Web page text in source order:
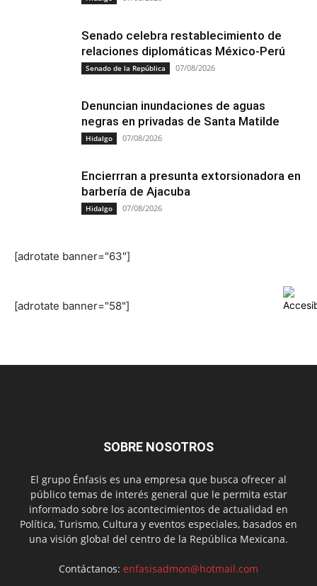
Senado celebra restablecimiento de
relaciones diplomáticas México-Perú
Senado de la República 07/08/2026
Denuncian inundaciones de aguas
negras en privadas de Santa Matilde
Hidalgo 07/08/2026
Encierrran a presunta extorsionadora en
barbería de Ajacuba
Hidalgo 07/08/2026
[adrotate banner="63"]
[adrotate banner="58"]
SOBRE NOSOTROS
El grupo Énfasis es una empresa que busca ofrecer al
público temas de interés general que le permita estar
informado sobre los acontecimientos de actualidad en
Política, Turismo, Cultura y eventos especiales, basados en
una visión global del centro de la República Mexicana.
Contáctanos: enfasisadmon@hotmail.com